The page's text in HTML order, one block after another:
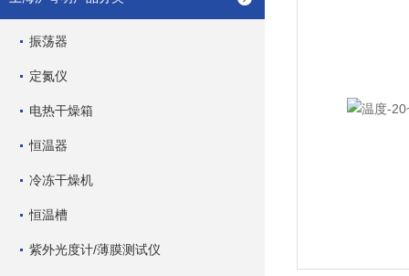
振荡器
定氮仪
电热干燥箱
恒温器
冷冻干燥机
恒温槽
紫外光度计/薄膜测试仪